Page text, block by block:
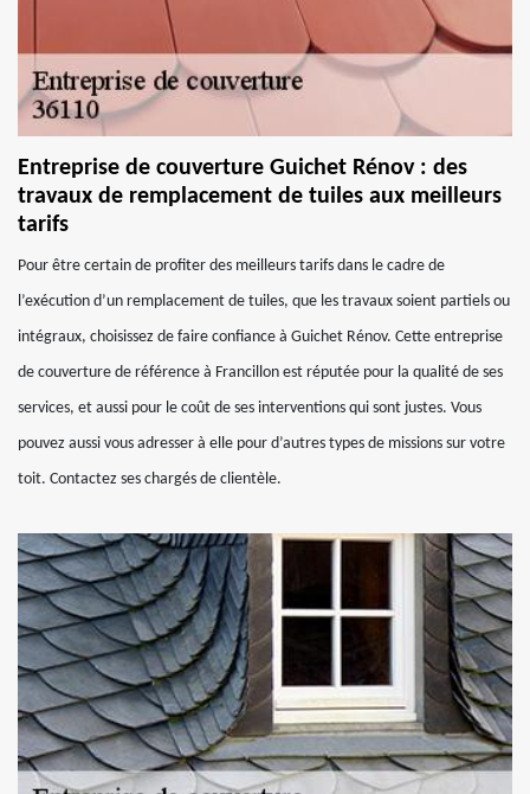
Entreprise de couverture Guichet Rénov : des
travaux de remplacement de tuiles aux meilleurs
tarifs
Pour être certain de profiter des meilleurs tarifs dans le cadre de
l’exécution d’un remplacement de tuiles, que les travaux soient partiels ou
intégraux, choisissez de faire confiance à Guichet Rénov. Cette entreprise
de couverture de référence à Francillon est réputée pour la qualité de ses
services, et aussi pour le coût de ses interventions qui sont justes. Vous
pouvez aussi vous adresser à elle pour d’autres types de missions sur votre
toit. Contactez ses chargés de clientèle.